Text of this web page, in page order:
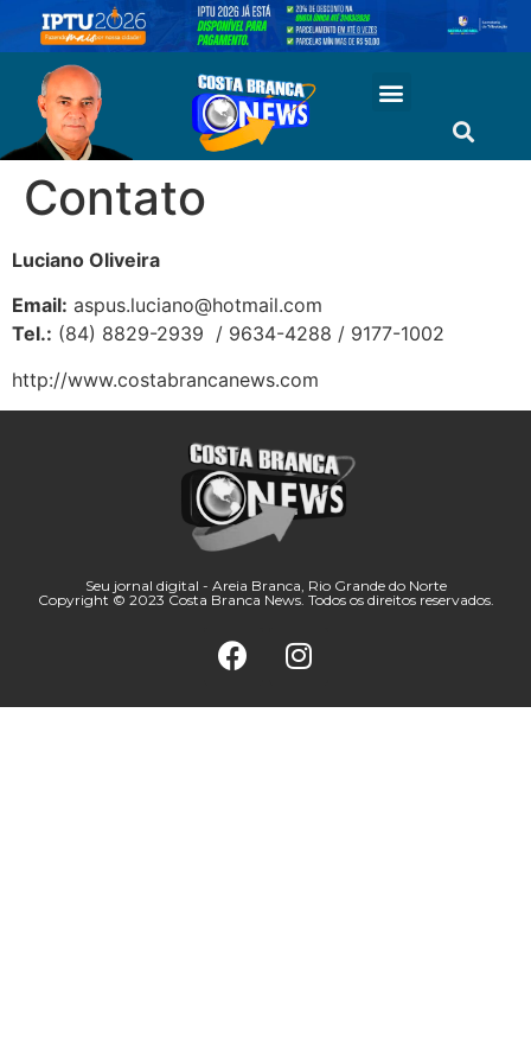
Contato
Luciano Oliveira
Email: aspus.luciano@hotmail.com
Tel.: (84) 8829-2939 / 9634-4288 / 9177-1002
http://www.costabrancanews.com
Seu jornal digital - Areia Branca, Rio Grande do Norte
Copyright © 2023 Costa Branca News. Todos os direitos reservados.